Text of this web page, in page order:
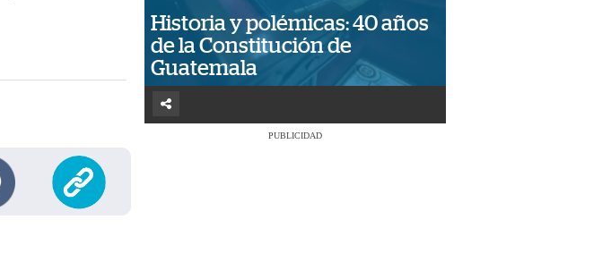
Historia y polémicas: 40 años
de la Constitución de
Guatemala
PUBLICIDAD